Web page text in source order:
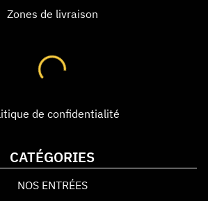
Zones de livraison
de confidentialité
CATÉGORIES
NOS ENTRÉES